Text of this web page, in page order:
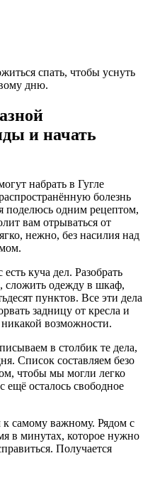
спать, чтобы уснуть
дню.
и начать
набрать в Гугле
болезнь
поделюсь одним рецептом,
вам отрываться от
нежно, без насилия над
куча дел. Разобрать
сложить одежду в шкаф,
пунктов. Все эти дела
задницу от кресла и
никакой возможности.
в столбик те дела,
Список составляем безо
чтобы мы могли легко
ещё осталось свободное
к самому важному. Рядом с
в минутах, которое нужно
Получается